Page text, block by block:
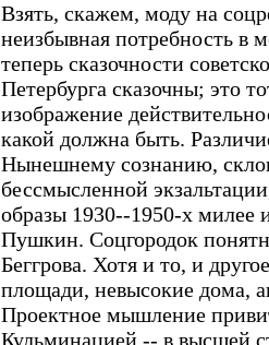
Взять, скажем, моду на
неизбывная потребность в
теперь сказочности
Петербурга сказочны; это
изображение
какой должна быть.
Нынешнему сознанию,
бессмысленной
образы 1930--1950-х милее
Пушкин. Соцгородок
Беггрова. Хотя и то, и
площади, невысокие дома,
Проектное мышление
Кульминацией -- в высшей